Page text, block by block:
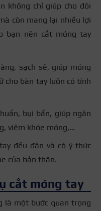
không chỉ giúp cho đôi
còn mang lại nhiều lợi
bạn nên cắt móng tay
sạch sẽ, giúp móng
cho bàn tay luôn có tính
bụi bẩn, giúp ngăn
viêm khóe móng,…
đều đặn và có ý thức
của bản thân.
cắt móng tay
là một bước quan trọng